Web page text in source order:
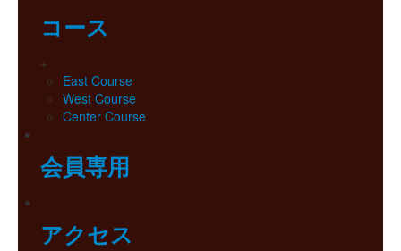
コース
+
East Course
West Course
Center Course
会員専用
アクセス